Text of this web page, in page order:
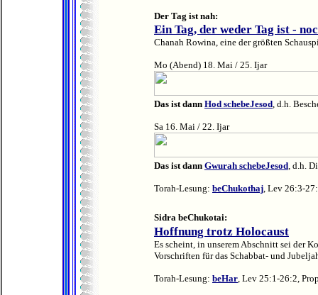
Der Tag ist nah:
Ein Tag, der weder Tag ist -
Chanah Rowina, eine der größten
Mo (Abend) 18. Mai / 25. Ijar
Das ist dann Hod schebeJesod, d.h.
Sa 16. Mai / 22. Ijar
Das ist dann Gwurah schebeJesod, d.h.
Torah-Lesung: beChukothaj, Lev 26:3-
Sidra beChukotai:
Hoffnung trotz Holocaust
Es scheint, in unserem Abschnitt sei der
Vorschriften für das Schabbat- und
Torah-Lesung: beHar, Lev 25:1-26:2,